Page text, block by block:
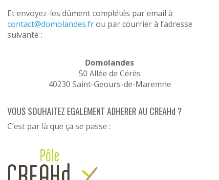
Et envoyez-les dûment complétés par email à
contact@domolandes.frou par courrier à l’adresse
suivante :
Domolandes
50 Allée de Cérès
40230 Saint-Geours-de-Maremne
VOUS SOUHAITEZ EGALEMENT ADHERER AU CREAHd ?
C’est par là que ça se passe :